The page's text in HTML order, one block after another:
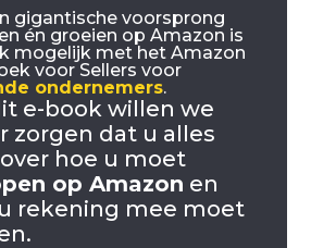
gigantische voorsprong
én groeien op Amazon is
mogelijk met het Amazon
voor Sellers voor
ondernemers.
e-book willen we
zorgen dat u alles
hoe u moet
op Amazon en
rekening mee moet